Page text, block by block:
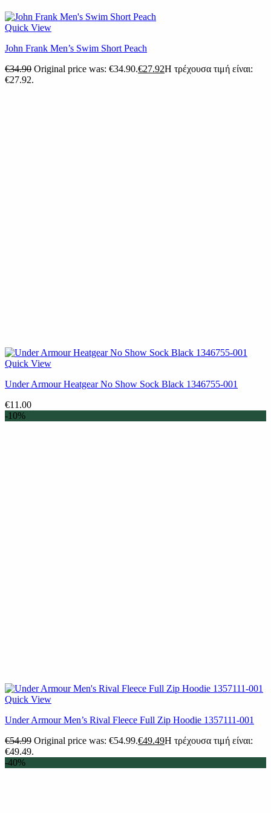
Quick View
John Frank Men’s Swim Short Peach
€34.90 Original price was: €34.90.€27.92Η τρέχουσα τιμή είναι:
€27.92.
Quick View
Under Armour Heatgear No Show Sock Black 1346755-001
€11.00
-10%
Quick View
Under Armour Men’s Rival Fleece Full Zip Hoodie 1357111-001
€54.99 Original price was: €54.99.€49.49Η τρέχουσα τιμή είναι:
€49.49.
-40%